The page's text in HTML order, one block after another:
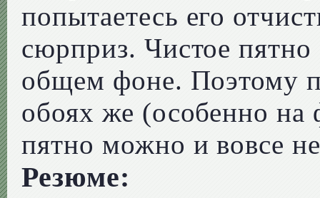
попытаетесь его
сюрприз. Чистое пятно
общем фоне. Поэтому
обоях же (особенно
пятно можно и вовсе
Резюме: